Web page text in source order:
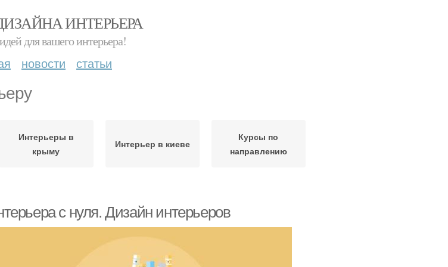
ИНТЕРЬЕРА
для вашего интерьера!
новости статьи
Интерьеры в
крыму
Интерьер в киеве
Курсы по
направлению
с нуля. Дизайн интерьеров